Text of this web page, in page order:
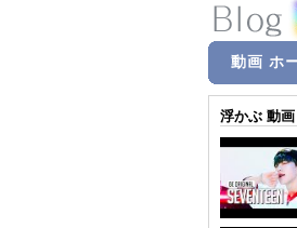
動画 ホ
浮かぶ 動画